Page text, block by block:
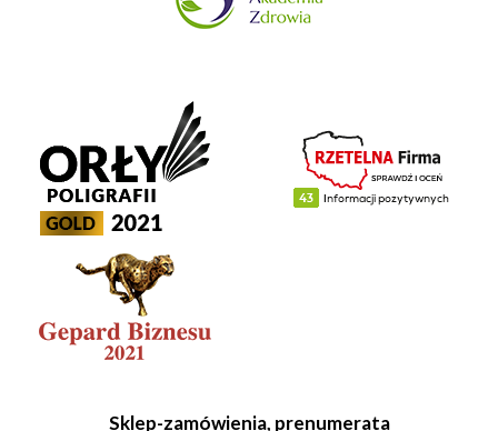
Sklep-zamówienia, prenumerata